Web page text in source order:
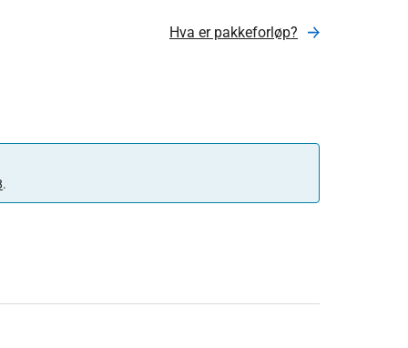
Hva er pakkeforløp?
.